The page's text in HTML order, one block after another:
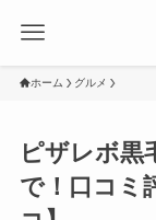
ホーム グルメ
ピザレボ黒
で！口コミ